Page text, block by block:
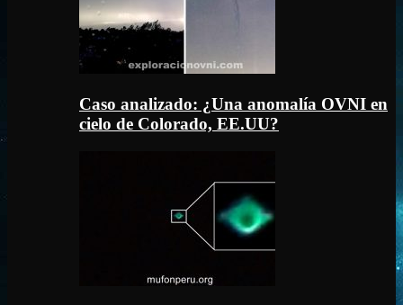
Caso analizado: ¿Una anomalía OVNI en
cielo de Colorado, EE.UU?